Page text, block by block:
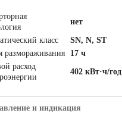
нет
класс
SN, N, ST
размораживания
17 ч
расход
402 кВт·ч/год
и индикация